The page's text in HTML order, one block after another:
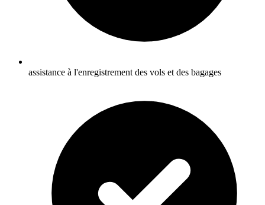
assistance à l'enregistrement des vols et des bagages